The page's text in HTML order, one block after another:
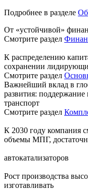
Подробнее в разделе
От «устойчивой»
Смотрите раздел
К распределению
сохранении
Смотрите раздел
Важнейший вклад в
развития: поддержание
транспорт
Смотрите раздел
К 2030 году компания
объемы МПГ,
автокатализаторов
Рост производства
изготавливать